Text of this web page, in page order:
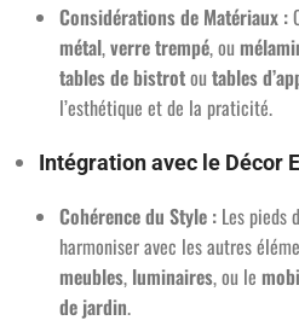
Considérations de Matériaux :
métal,verre trempé, ou
tables de bistrotou tables
l’esthétique et de la praticité.
Intégration avec le Décor
Cohérence du Style : Les pieds
harmoniser avec les autres
meubles, luminaires, ou le
de jardin.